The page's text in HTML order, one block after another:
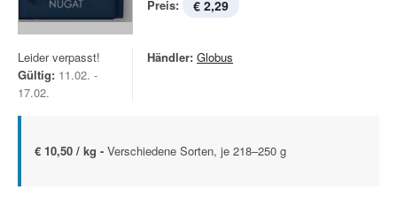
Preis: € 2,29
Leider verpasst!
Gültig: 11.02. -
17.02.
Händler: Globus
€ 10,50 / kg - Verschiedene Sorten, je 218–250 g